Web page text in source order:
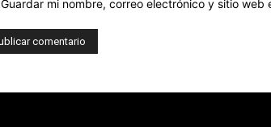
Guardar mi nombre, correo electrónico y sitio